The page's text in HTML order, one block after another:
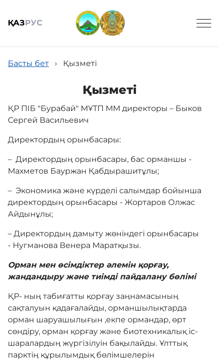
ҚАЗРУС
Жалпы мәлімет
Жаңалықтар
Келушілерге
Спорттық балық аулау онлайн
Галерея
Көрнекті жерлер
Өртке қарсы үгіт
Байланыс
Басты бет › Қызметі
Қызметі
ҚР ПІБ "Бурабай" МҰТП ММ директоры – Быков
Сергей Васильевич
Директордың орынбасары:
– Директордың орынбасары, бас орманшы -
Махметов Бауржан Қабдырашитұлы;
– Экономика және күрделі салымдар бойынша
директордың орынбасары - Жортаров Олжас
Айдынұлы;
– Директордың дамыту жөніндегі орынбасары
- Нугманова Венера Маратқызы.
Орман мен өсімдіктер әлемін қорғау,
жандандыру және тиімді пайдалану бөлімі
ҚР- ның табиғатты қорғау заңнамасының
сақталуын қадағалайды, орманшылықтарда
орман шаруашылығын ,екпе ормандар, өрт
сөндіру, орман қорғау және биотехникалық іс-
шаралардың жүргізілуін бақылайды. Ұлттық
парктің құрылымдық бөлімшелерін